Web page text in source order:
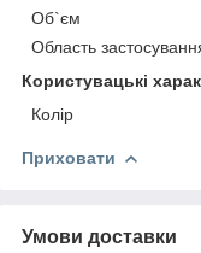
Об`єм
Область
Користувацькi
Колір
Приховати
Умови доставки